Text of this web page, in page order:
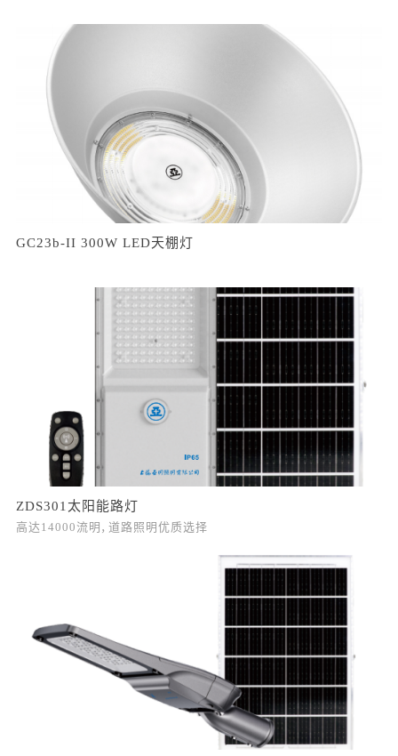
GC23b-II 300W LED天棚灯
ZDS301太阳能路灯
高达14000流明，道路照明优质选择